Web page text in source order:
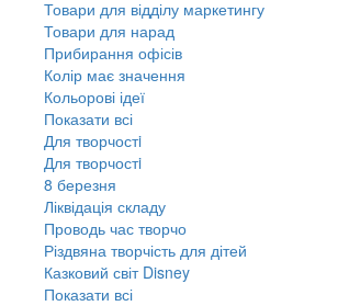
Товари для відділу маркетингу
Товари для нарад
Прибирання офісів
Колір має значення
Кольорові ідеї
Показати всі
Для творчостi
Для творчостi
8 березня
Ліквідація складу
Проводь час творчо
Різдвяна творчість для дітей
Казковий світ Disney
Показати всі